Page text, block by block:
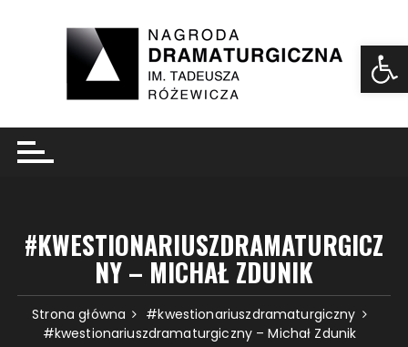
#KWESTIONARIUSZDRAMATURGICZ
NY – MICHAŁ ZDUNIK
Strona główna
#kwestionariuszdramaturgiczny
#kwestionariuszdramaturgiczny – Michał Zdunik